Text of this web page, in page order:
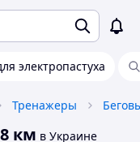
электропастуха
Тренажеры
км в Украине